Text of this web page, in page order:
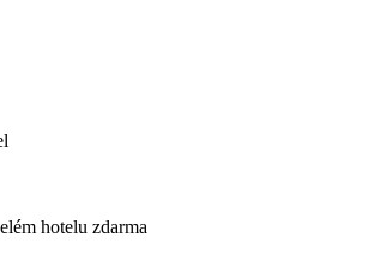
hotelu zdarma